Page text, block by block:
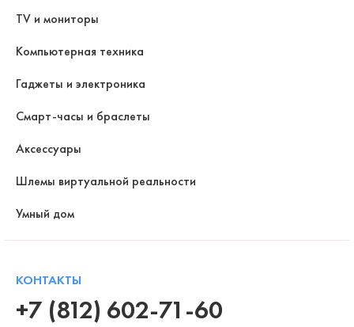
TV и мониторы
Компьютерная техника
Гаджеты и электроника
Смарт-часы и браслеты
Аксессуары
Шлемы виртуальной реальности
Умный дом
КОНТАКТЫ
+7 (812) 602-71-60